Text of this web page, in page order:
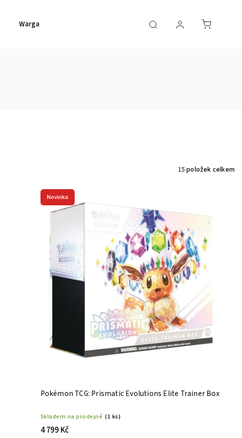
Wargaming HERO Bodový systém
15 položek celkem
Novinka
Pokémon TCG: Prismatic Evolutions Elite Trainer Box
Skladem na prodejně (1 ks)
4 799 Kč